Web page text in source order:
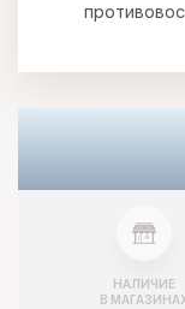
НАЛИЧИЕ
В